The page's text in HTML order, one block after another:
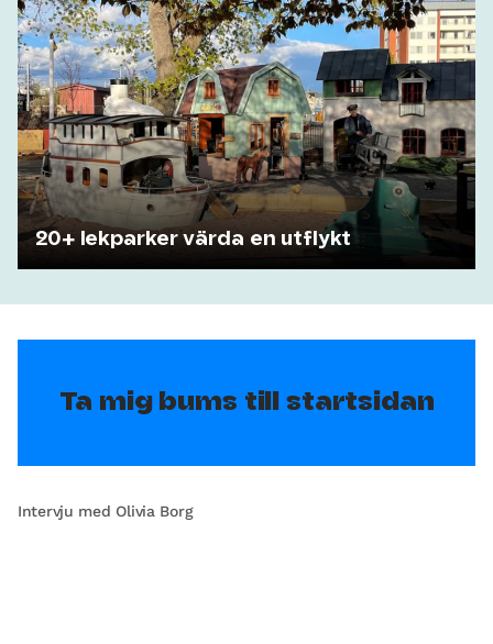
20+ lekparker värda en utflykt
Ta mig bums till startsidan
Intervju med Olivia Borg